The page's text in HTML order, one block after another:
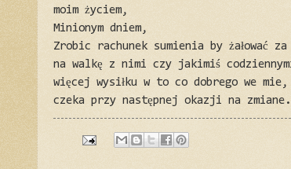
moim życiem,
Minionym dniem,
Zrobic rachunek sumienia by żałować
na walkę z nimi czy jakimiś
więcej wysiłku w to co dobrego we
czeka przy następnej okazji na zmiane.